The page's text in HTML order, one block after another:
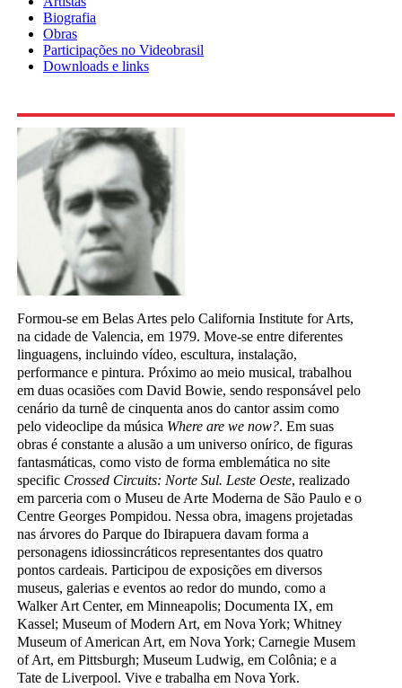
Biografia
Obras
Participações no Videobrasil
Downloads e links
Formou-se em Belas Artes pelo California Institute for Arts,
na cidade de Valencia, em 1979. Move-se entre diferentes
linguagens, incluindo vídeo, escultura, instalação,
performance e pintura. Próximo ao meio musical, trabalhou
em duas ocasiões com David Bowie, sendo responsável pelo
cenário da turnê de cinquenta anos do cantor assim como
pelo videoclipe da música Where are we now?. Em suas
obras é constante a alusão a um universo onírico, de figuras
fantasmáticas, como visto de forma emblemática no site
specific Crossed Circuits: Norte Sul. Leste Oeste, realizado
em parceria com o Museu de Arte Moderna de São Paulo e o
Centre Georges Pompidou. Nessa obra, imagens projetadas
nas árvores do Parque do Ibirapuera davam forma a
personagens idiossincráticos representantes dos quatro
pontos cardeais. Participou de exposições em diversos
museus, galerias e eventos ao redor do mundo, como a
Walker Art Center, em Minneapolis; Documenta IX, em
Kassel; Museum of Modern Art, em Nova York; Whitney
Museum of American Art, em Nova York; Carnegie Musem
of Art, em Pittsburgh; Museum Ludwig, em Colônia; e a
Tate de Liverpool. Vive e trabalha em Nova York.